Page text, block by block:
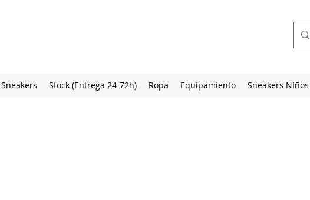
Sneakers Stock (Entrega 24-72h) Ropa Equipamiento Sneakers NIños